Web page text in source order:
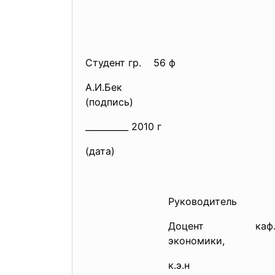
Студент гр. 56 ф
А.И.Бек
(подпись)
__________ 2010 г
(дата)
Руководитель
Доцент каф.
экономики,
к.э.н